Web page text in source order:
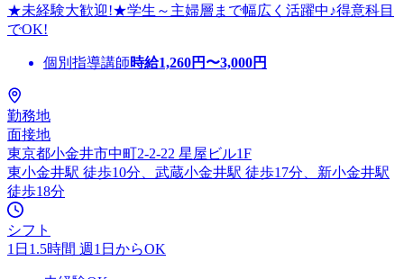
★未経験大歓迎!★学生～主婦層まで幅広く活躍中♪得意科目
でOK!
個別指導講師時給1,260円〜3,000円
勤務地
面接地
東京都小金井市中町2-2-22 星屋ビル1F
東小金井駅 徒歩10分、武蔵小金井駅 徒歩17分、新小金井駅
徒歩18分
シフト
1日1.5時間 週1日からOK